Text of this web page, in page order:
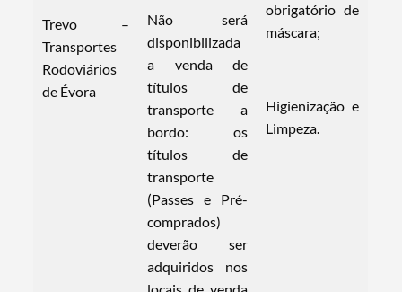
Termo de Pesquisa
Categorias gerais
Trevo –
Transportes
Rodoviários
de Évora
Não será
disponibilizada
a venda de
títulos de
transporte a
bordo: os
títulos de
transporte
(Passes e Pré-
comprados)
deverão ser
adquiridos nos
obrigatório de
máscara;
Higienização e
Limpeza.